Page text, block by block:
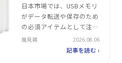
日本市場では、USBメモリ
がデータ転送や保存のため
の必須アイテムとして注目
を集めています。特に大容
量化と高速化が進む中、使
風見鶏 2026.08.06
記事を読む ›